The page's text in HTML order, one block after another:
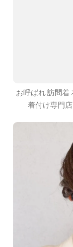
お呼ばれ 訪問着
着付け専門店